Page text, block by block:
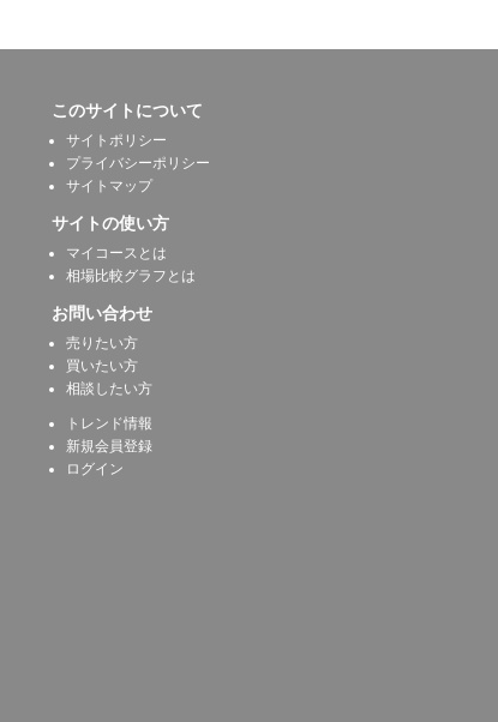
このサイトについて
サイトポリシー
プライバシーポリシー
サイトマップ
サイトの使い方
マイコースとは
相場比較グラフとは
お問い合わせ
売りたい方
買いたい方
相談したい方
トレンド情報
新規会員登録
ログイン